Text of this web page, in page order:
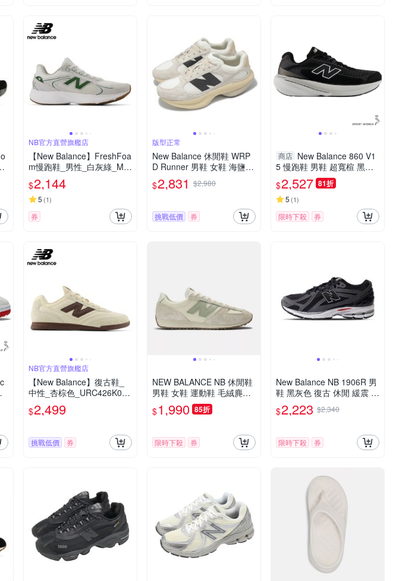
NB官方直營旗艦店
【New Balance】FreshFoa
m慢跑鞋_男性_白灰綠_MA
MASSA1-2E楦
$2,144
5 (1)
券
版型正常
New Balance 休閒鞋 WRP
D Runner 男鞋 女鞋 海鹽
砂岩 麂皮 復古 厚底 NB 紐
巴倫 UWRPDMOB-D
$2,831 $2,980
挑戰低價 券
商店 New Balance 860 V1
5 慢跑鞋 男鞋 超寬楦 黑
【運動世界】M8607GW-4E
$2,527 81折
5 (1)
限時下殺 券
NB官方直營旗艦店
【New Balance】復古鞋_
中性_杏棕色_URC426K0-D
楦
$2,499
挑戰低價 券
NEW BALANCE NB 休閒鞋
男鞋 女鞋 運動鞋 毛絨麂皮
奶茶綠 U471KAC-D楦
$1,990 85折
限時下殺 券
New Balance NB 1906R 男
鞋 黑灰色 復古 休閒 緩震 舒
適 運動 休閒鞋 U1906RCB
$2,223 $2,340
限時下殺 券